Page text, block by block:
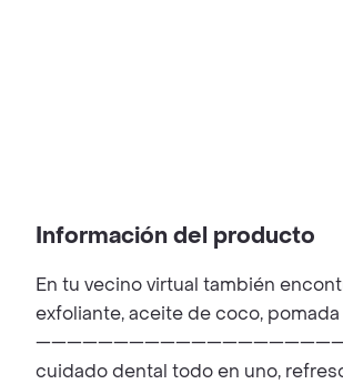
Información del producto
En tu vecino virtual también
exfoliante, aceite de coco,
cuidado dental todo en uno,